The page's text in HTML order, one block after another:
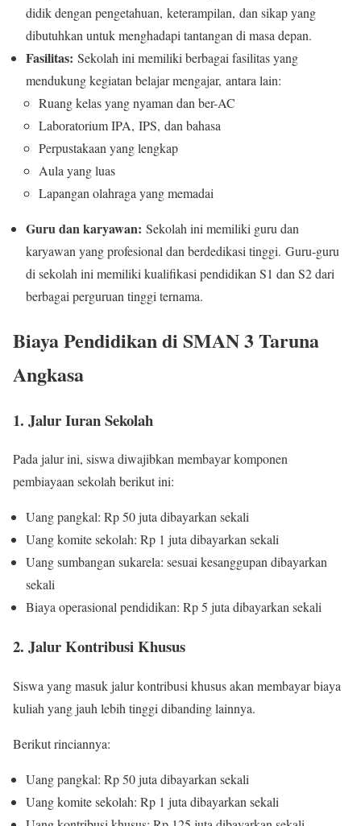
didik dengan pengetahuan, keterampilan, dan sikap yang
dibutuhkan untuk menghadapi tantangan di masa depan.
Fasilitas: Sekolah ini memiliki berbagai fasilitas yang
mendukung kegiatan belajar mengajar, antara lain:
Ruang kelas yang nyaman dan ber-AC
Laboratorium IPA, IPS, dan bahasa
Perpustakaan yang lengkap
Aula yang luas
Lapangan olahraga yang memadai
Guru dan karyawan: Sekolah ini memiliki guru dan
karyawan yang profesional dan berdedikasi tinggi. Guru-guru
di sekolah ini memiliki kualifikasi pendidikan S1 dan S2 dari
berbagai perguruan tinggi ternama.
Biaya Pendidikan di SMAN 3 Taruna
Angkasa
1. Jalur Iuran Sekolah
Pada jalur ini, siswa diwajibkan membayar komponen
pembiayaan sekolah berikut ini:
Uang pangkal: Rp 50 juta dibayarkan sekali
Uang komite sekolah: Rp 1 juta dibayarkan sekali
Uang sumbangan sukarela: sesuai kesanggupan dibayarkan
sekali
Biaya operasional pendidikan: Rp 5 juta dibayarkan sekali
2. Jalur Kontribusi Khusus
Siswa yang masuk jalur kontribusi khusus akan membayar biaya
kuliah yang jauh lebih tinggi dibanding lainnya.
Berikut rinciannya:
Uang pangkal: Rp 50 juta dibayarkan sekali
Uang komite sekolah: Rp 1 juta dibayarkan sekali